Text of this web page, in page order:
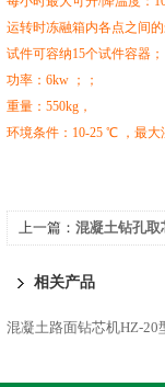
运转时冻融箱内各点之间
试件可容纳15个试件容器；
功率： 6kw ；；
重量： 550kg ，
环境条件：10-25 ℃ ，最大
上一篇： 混凝土钻孔取
相关产品
混凝土路面钻芯机HZ-20